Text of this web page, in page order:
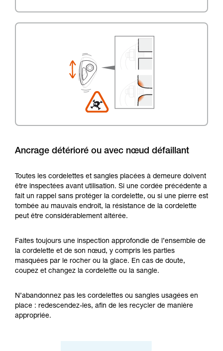
Ancrage détérioré ou avec nœud défaillant
Toutes les cordelettes et sangles placées à demeure doivent
être inspectées avant utilisation. Si une cordée précédente a
fait un rappel sans protéger la cordelette, ou si une pierre est
tombée au mauvais endroit, la résistance de la cordelette
peut être considérablement altérée.
Faites toujours une inspection approfondie de l’ensemble de
la cordelette et de son nœud, y compris les parties
masquées par le rocher ou la glace. En cas de doute,
coupez et changez la cordelette ou la sangle.
N’abandonnez pas les cordelettes ou sangles usagées en
place : redescendez-les, afin de les recycler de manière
appropriée.